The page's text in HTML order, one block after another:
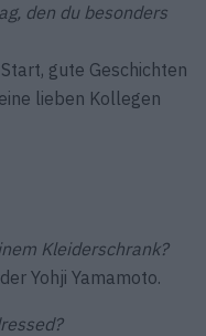
den du besonders
gute Geschichten
lieben Kollegen
Kleiderschrank?
Yohji Yamamoto.